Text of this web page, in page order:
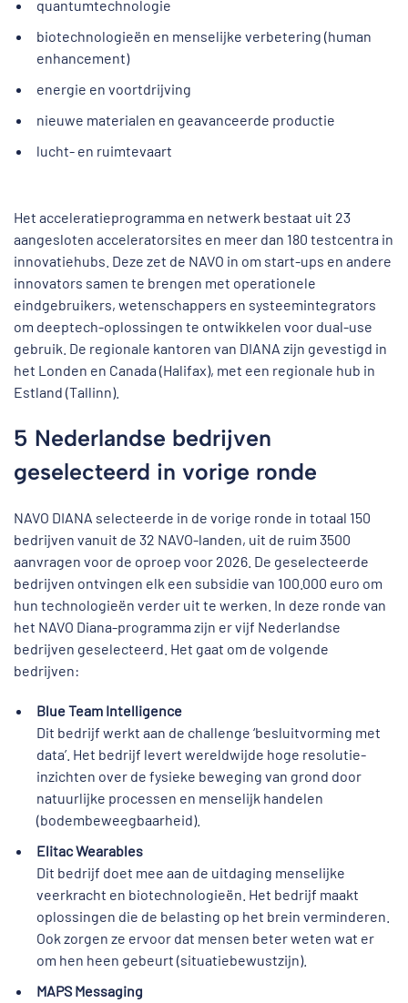
quantumtechnologie
biotechnologieën en menselijke verbetering (human
enhancement)
energie en voortdrijving
nieuwe materialen en geavanceerde productie
lucht- en ruimtevaart
Het acceleratieprogramma en netwerk bestaat uit 23
aangesloten acceleratorsites en meer dan 180 testcentra in
innovatiehubs. Deze zet de NAVO in om start-ups en andere
innovators samen te brengen met operationele
eindgebruikers, wetenschappers en systeemintegrators
om deeptech-oplossingen te ontwikkelen voor dual-use
gebruik. De regionale kantoren van DIANA zijn gevestigd in
het Londen en Canada (Halifax), met een regionale hub in
Estland (Tallinn).
5 Nederlandse bedrijven
geselecteerd in vorige ronde
NAVO DIANA selecteerde in de vorige ronde in totaal 150
bedrijven vanuit de 32 NAVO-landen, uit de ruim 3500
aanvragen voor de oproep voor 2026. De geselecteerde
bedrijven ontvingen elk een subsidie van 100.000 euro om
hun technologieën verder uit te werken. In deze ronde van
het NAVO Diana-programma zijn er vijf Nederlandse
bedrijven geselecteerd. Het gaat om de volgende
bedrijven:
Blue Team Intelligence
Dit bedrijf werkt aan de challenge ‘besluitvorming met
data’. Het bedrijf levert wereldwijde hoge resolutie-
inzichten over de fysieke beweging van grond door
natuurlijke processen en menselijk handelen
(bodembeweegbaarheid).
Elitac Wearables
Dit bedrijf doet mee aan de uitdaging menselijke
veerkracht en biotechnologieën. Het bedrijf maakt
oplossingen die de belasting op het brein verminderen.
Ook zorgen ze ervoor dat mensen beter weten wat er
om hen heen gebeurt (situatiebewustzijn).
MAPS Messaging